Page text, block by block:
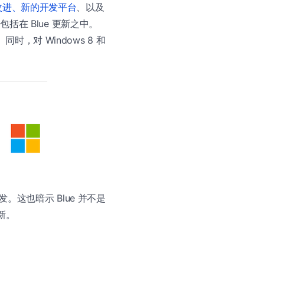
、新的开发平台 、以及
括在 Blue 更新之中。
同时，对 Windows 8 和
。这也暗示 Blue 并不是